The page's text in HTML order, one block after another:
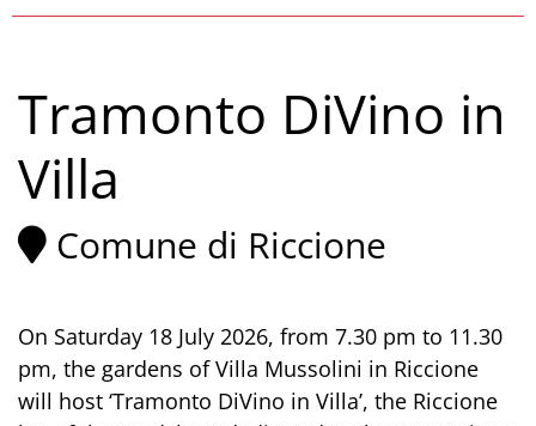
Tramonto DiVino in
Villa
Comune di Riccione
On Saturday 18 July 2026, from 7.30 pm to 11.30
pm, the gardens of Villa Mussolini in Riccione
will host ‘Tramonto DiVino in Villa’, the Riccione